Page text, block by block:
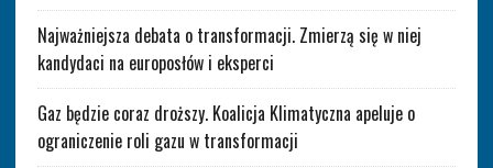
Najważniejsza debata o transformacji. Zmierzą się w niej
kandydaci na europosłów i eksperci
Gaz będzie coraz droższy. Koalicja Klimatyczna apeluje o
ograniczenie roli gazu w transformacji